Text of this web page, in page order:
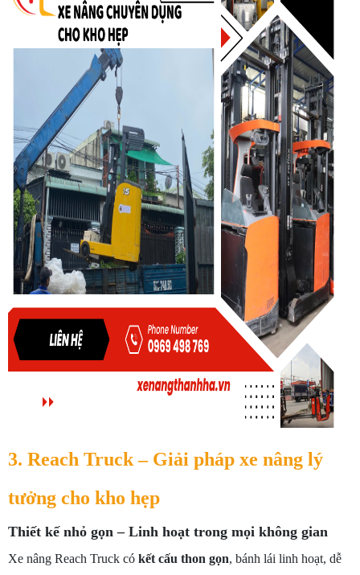
3. Reach Truck – Giải pháp xe nâng lý
tưởng cho kho hẹp
Thiết kế nhỏ gọn – Linh hoạt trong mọi không gian
Xe nâng Reach Truck có kết cấu thon gọn, bánh lái linh hoạt, dễ